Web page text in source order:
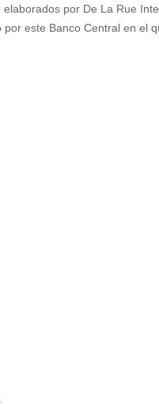
elaborados por De La Rue
este Banco Central en el